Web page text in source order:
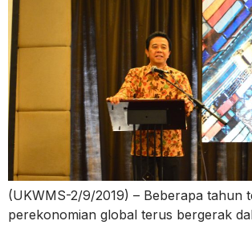
(UKWMS-2/9/2019) – Beberapa tahun
perekonomian global terus bergerak